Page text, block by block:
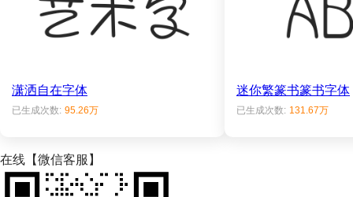
潇洒自在字体
已生成次数: 95.26万
迷你繁篆书篆书字体
已生成次数: 131.67万
在线【微信客服】